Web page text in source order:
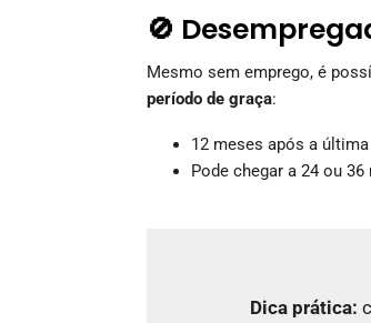
🚫
Mesmo sem emprego, é
período de graça:
12 meses após a
Pode chegar a 24 ou
Dica prática: